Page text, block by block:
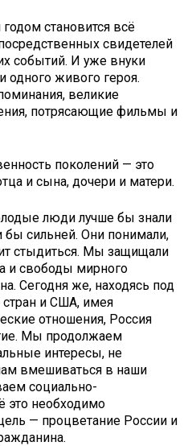
становится всё
свидетелей
событий. И уже внуки
одного живого героя.
великие
потрясающие фильмы и
поколений — это
и сына, дочери и матери.
люди лучше бы знали
сильней. Они понимали,
стыдиться. Мы защищали
и свободы мирного
Сегодня же, находясь под
и США, имея
отношения, Россия
Мы продолжаем
интересы, не
вмешиваться в наши
социально-
это необходимо
— процветание России и